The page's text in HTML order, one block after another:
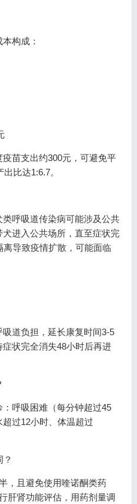
构成：
苗支出约300元，可避免平
比达1:6.7。
呼吸道传染病可能涉及公共
进入公共场所，直至症状完
导致疫情扩散，可能面临
道负担，延长康复时间3-5
状完全消失48小时后再进
呼吸困难（每分钟超过45
过12小时、体温超过
，且避免使用喹诺酮类药
肝肾功能评估，用药剂量调